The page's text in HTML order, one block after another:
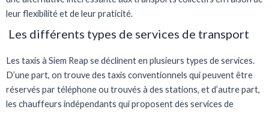
leur flexibilité et de leur praticité.
Les différents types de services de transport
Les taxis à Siem Reap se déclinent en plusieurs types de services.
D’une part, on trouve des taxis conventionnels qui peuvent être
réservés par téléphone ou trouvés à des stations, et d’autre part,
les chauffeurs indépendants qui proposent des services de